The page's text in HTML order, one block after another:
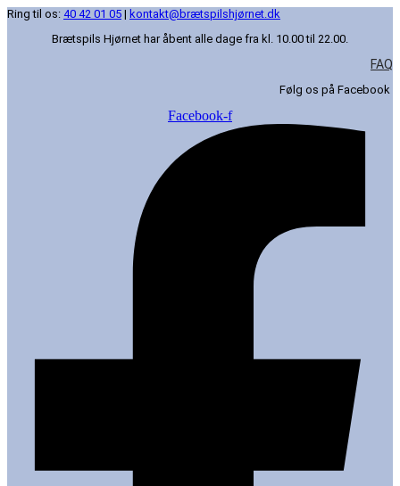
Ring til os: 40 42 01 05 | kontakt@brætspilshjørnet.dk
Brætspils Hjørnet har åbent alle dage fra kl. 10.00 til 22.00.
FAQ
Følg os på Facebook
Facebook-f